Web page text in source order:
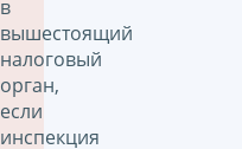
в
вышестоящий
налоговый
орган,
если
инспекция